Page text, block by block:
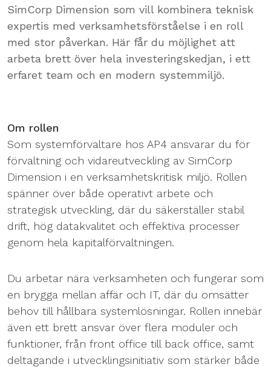
SimCorp Dimension som vill kombinera teknisk
expertis med verksamhetsförståelse i en roll
med stor påverkan. Här får du möjlighet att
arbeta brett över hela investeringskedjan, i ett
erfaret team och en modern systemmiljö.
Om rollen
Som systemförvaltare hos AP4 ansvarar du för
förvaltning och vidareutveckling av SimCorp
Dimension i en verksamhetskritisk miljö. Rollen
spänner över både operativt arbete och
strategisk utveckling, där du säkerställer stabil
drift, hög datakvalitet och effektiva processer
genom hela kapitalförvaltningen.
Du arbetar nära verksamheten och fungerar som
en brygga mellan affär och IT, där du omsätter
behov till hållbara systemlösningar. Rollen innebär
även ett brett ansvar över flera moduler och
funktioner, från front office till back office, samt
deltagande i utvecklingsinitiativ som stärker både